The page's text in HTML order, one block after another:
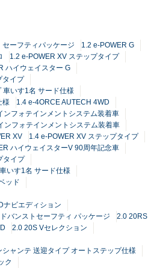
ーフティパッケージ
1.2 e-POWER G
1.2 e-POWER XV ステップタイプ
ハイウェイスター G
タイプ
車いす1名 サード仕様
様
1.4 e-4ORCE AUTECH 4WD
フォテインメントシステム装着車
フォテインメントシステム装着車
XV
1.4 e-POWER XV ステップタイプ
ハイウェイスターV 90周年記念車
タイプ
いす1名 サード仕様
ッド
ナビエディション
バンストセーフティ パッケージ
2.0 20RS
2.0 20S Vセレクション
シャンテ 送迎タイプ オートステップ仕様
ク